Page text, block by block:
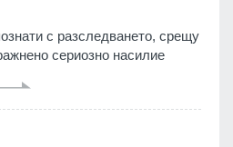
с разследването, срещу
сериозно насилие